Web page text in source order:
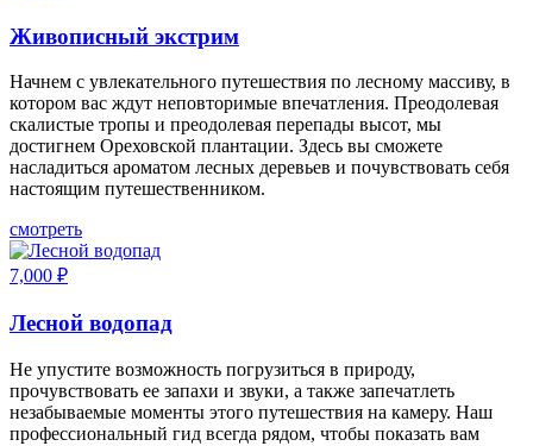
Живописный экстрим
Начнем с увлекательного путешествия по лесному массиву, в
котором вас ждут неповторимые впечатления. Преодолевая
скалистые тропы и преодолевая перепады высот, мы
достигнем Ореховской плантации. Здесь вы сможете
насладиться ароматом лесных деревьев и почувствовать себя
настоящим путешественником.
смотреть
7,000 ₽
Лесной водопад
Не упустите возможность погрузиться в природу,
прочувствовать ее запахи и звуки, а также запечатлеть
незабываемые моменты этого путешествия на камеру. Наш
профессиональный гид всегда рядом, чтобы показать вам